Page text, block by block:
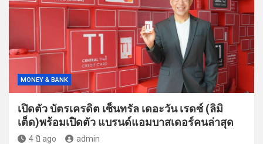
MONEY & BANK
เปิดตัว บัตรเครดิต เซ็นทรัล เดอะวัน เรดซ์ (ลิมิ
เต็ด)พร้อมเปิดตัว แบรนด์แอมบาสเดอร์คนล่าสุด
4 ปี ago admin